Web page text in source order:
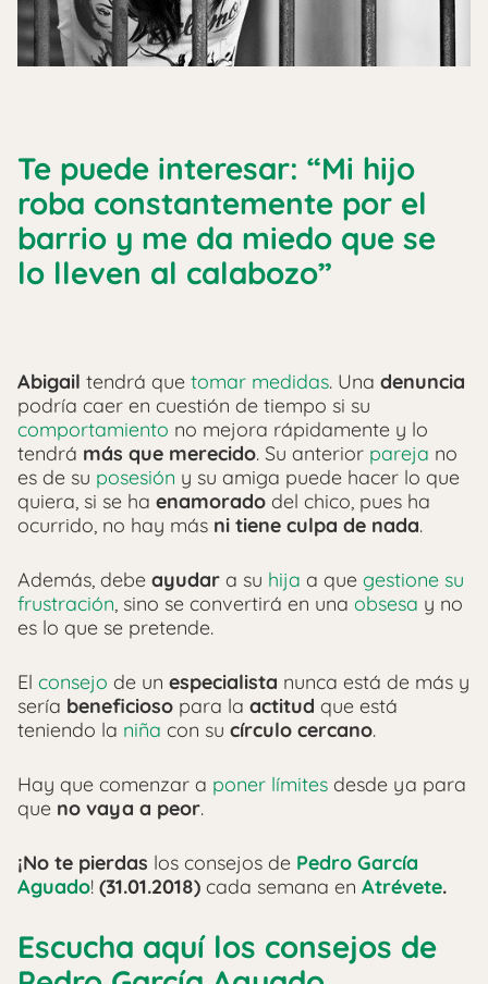
Te puede interesar: “Mi hijo
roba constantemente por el
barrio y me da miedo que se
lo lleven al calabozo”
Abigail tendrá que tomar medidas. Una denuncia
podría caer en cuestión de tiempo si su
comportamiento no mejora rápidamente y lo
tendrá más que merecido. Su anterior pareja no
es de su posesión y su amiga puede hacer lo que
quiera, si se ha enamorado del chico, pues ha
ocurrido, no hay más ni tiene culpa de nada.
Además, debe ayudar a su hija a que gestione su
frustración, sino se convertirá en una obsesa y no
es lo que se pretende.
El consejo de un especialista nunca está de más y
sería beneficioso para la actitud que está
teniendo la niña con su círculo cercano.
Hay que comenzar a poner límites desde ya para
que no vaya a peor.
¡No te pierdas los consejos de Pedro García
Aguado! (31.01.2018) cada semana en Atrévete.
Escucha aquí los consejos de